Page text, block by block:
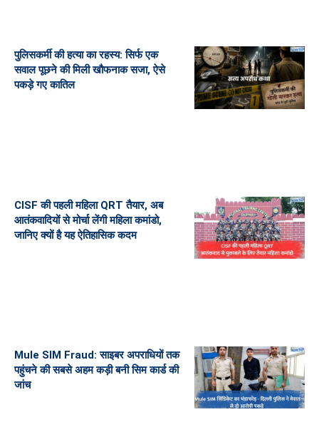
पुलिसकर्मी की हत्या का रहस्य: सिर्फ एक
सवाल पूछने की मिली खौफनाक सजा, ऐसे
पकड़े गए कातिल
CISF की पहली महिला QRT तैयार, अब
आतंकवादियों से मोर्चा लेंगी महिला कमांडो,
जानिए क्यों है यह ऐतिहासिक कदम
Mule SIM Fraud: साइबर अपराधियों तक
पहुंचने की सबसे अहम कड़ी बनी सिम कार्ड की
जांच